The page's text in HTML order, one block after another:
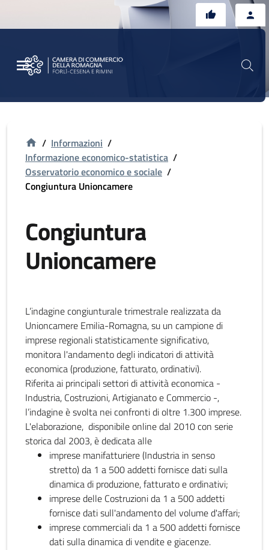
/ Informazioni /
Informazione economico-statistica /
Osservatorio economico e sociale /
Congiuntura Unioncamere
Congiuntura
Unioncamere
L’indagine congiunturale trimestrale realizzata da
Unioncamere Emilia-Romagna, su un campione di
imprese regionali statisticamente significativo,
monitora l'andamento degli indicatori di attività
economica (produzione, fatturato, ordinativi).
Riferita ai principali settori di attività economica -
Industria, Costruzioni, Artigianato e Commercio -,
l’indagine è svolta nei confronti di oltre 1.300 imprese.
L'elaborazione, disponibile online dal 2010 con serie
storica dal 2003, è dedicata alle
imprese manifatturiere (Industria in senso
stretto) da 1 a 500 addetti fornisce dati sulla
dinamica di produzione, fatturato e ordinativi;
imprese delle Costruzioni da 1 a 500 addetti
fornisce dati sull'andamento del volume d'affari;
imprese commerciali da 1 a 500 addetti fornisce
dati sulla dinamica di vendite e giacenze.